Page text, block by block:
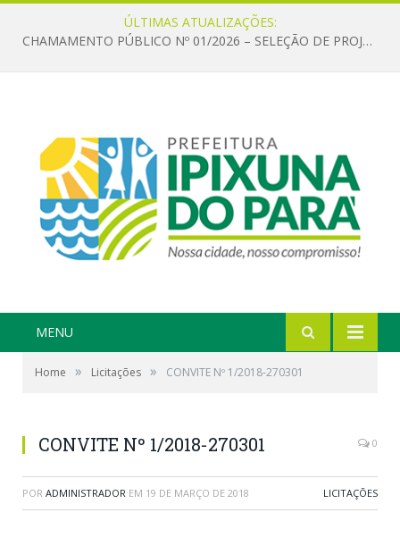
ÚLTIMAS ATUALIZAÇÕES:
CHAMAMENTO PÚBLICO Nº 01/2026 – SELEÇÃO DE PROJETOS PARA FIRMAR TERMO DE EXECUÇÃO CULTURAL COM RECURSOS DA POLÍTICA NACIONAL ALDIR BLANC DE FOMENTO À CULTURA – PNAB (LEI Nº 14.399/2022)
MENU
Home » Licitações » CONVITE Nº 1/2018-270301
CONVITE Nº 1/2018-270301 0
POR ADMINISTRADOR EM 19 DE MARÇO DE 2018 LICITAÇÕES